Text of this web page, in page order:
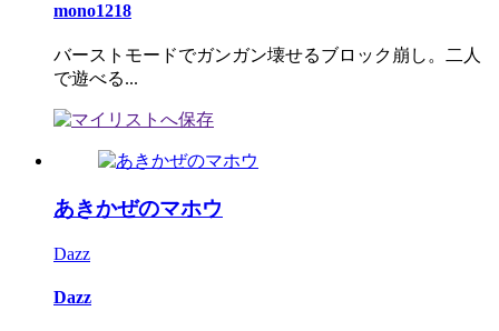
mono1218
バーストモードでガンガン壊せるブロック崩し。二人
で遊べる...
あきかぜのマホウ
Dazz
Dazz